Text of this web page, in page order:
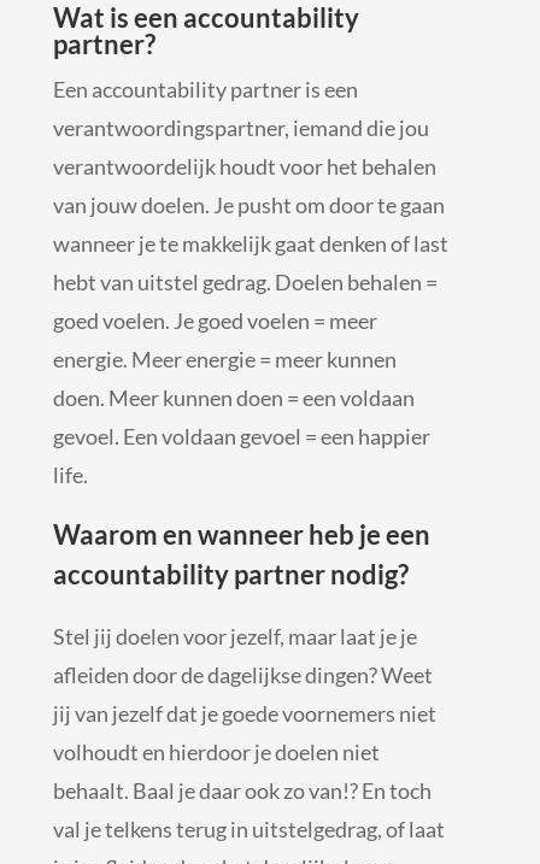
Wat is een accountability
partner?
Een accountability partner is een
verantwoordingspartner, iemand die jou
verantwoordelijk houdt voor het behalen
van jouw doelen. Je pusht om door te gaan
wanneer je te makkelijk gaat denken of last
hebt van uitstel gedrag. Doelen behalen =
goed voelen. Je goed voelen = meer
energie. Meer energie = meer kunnen
doen. Meer kunnen doen = een voldaan
gevoel. Een voldaan gevoel = een happier
life.
Waarom en wanneer heb je een
accountability partner nodig?
Stel jij doelen voor jezelf, maar laat je je
afleiden door de dagelijkse dingen? Weet
jij van jezelf dat je goede voornemers niet
volhoudt en hierdoor je doelen niet
behaalt. Baal je daar ook zo van!? En toch
val je telkens terug in uitstelgedrag, of laat